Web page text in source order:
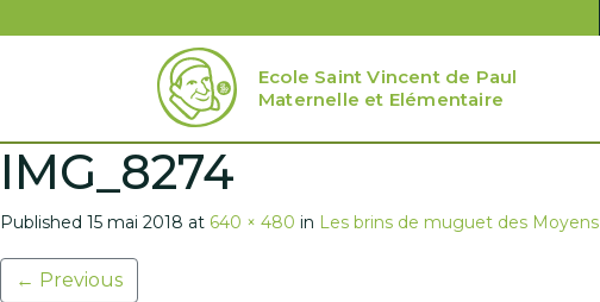
Ecole Saint Vincent de Paul
Maternelle et Elémentaire
IMG_8274
Published 15 mai 2018 at 640 × 480 in Les brins de muguet des Moyens
← Previous